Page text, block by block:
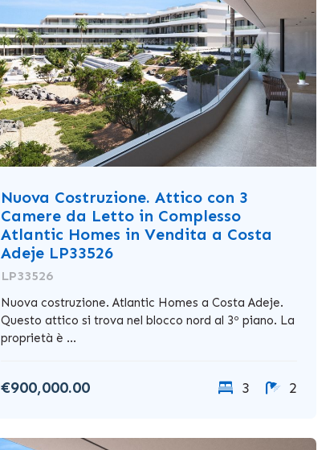
Nuova Costruzione. Attico con 3
Camere da Letto in Complesso
Atlantic Homes in Vendita a Costa
Adeje LP33526
LP33526
Nuova costruzione. Atlantic Homes a Costa Adeje.
Questo attico si trova nel blocco nord al 3º piano. La
proprietà è ...
€900,000.00 3 2